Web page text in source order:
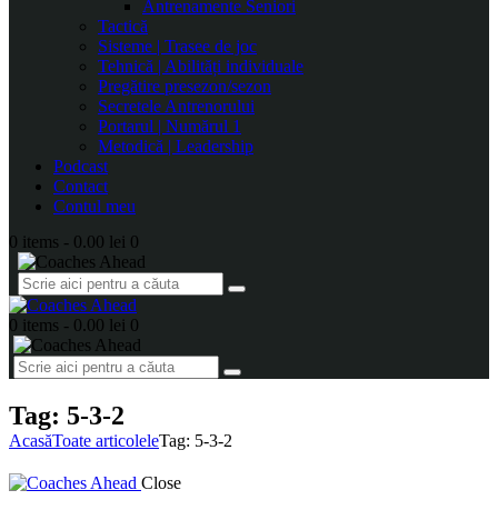
Antrenamente Seniori
Tactică
Sisteme | Trasee de joc
Tehnică | Abilități individuale
Pregătire presezon/sezon
Secretele Antrenorului
Portarul | Numărul 1
Metodică | Leadership
Podcast
Contact
Contul meu
0 items - 0.00 lei 0
0 items - 0.00 lei 0
Tag: 5-3-2
AcasăToate articoleleTag: 5-3-2
Close